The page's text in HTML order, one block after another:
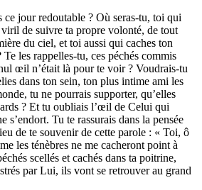
ce jour redoutable ? Où seras-tu, toi qui
de suivre ta propre volonté, de tout
du ciel, et toi aussi qui caches ton
Te les rappelles-tu, ces péchés commis
œil n’était là pour te voir ? Voudrais-tu
dans ton sein, ton plus intime ami les
tu ne pourrais supporter, qu’elles
? Et tu oubliais l’œil de Celui qui
s’endort. Tu te rassurais dans la pensée
de te souvenir de cette parole : « Toi, ô
les ténèbres ne me cacheront point à
scellés et cachés dans ta poitrine,
par Lui, ils vont se retrouver au grand